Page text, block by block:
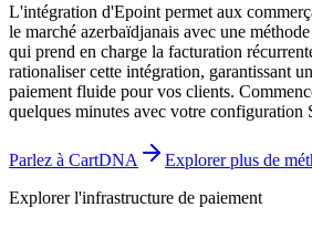
L'intégration d'Epoint permet aux
le marché azerbaïdjanais avec une
qui prend en charge la facturation
rationaliser cette intégration, garantissant
paiement fluide pour vos clients.
quelques minutes avec votre configuration
Parlez à CartDNA
Explorer plus de
Explorer l'infrastructure de paiement